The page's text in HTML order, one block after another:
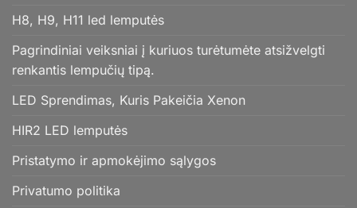
H8, H9, H11 led lemputės
Pagrindiniai veiksniai į kuriuos turėtumėte atsižvelgti
renkantis lempučių tipą.
LED Sprendimas, Kuris Pakeičia Xenon
HIR2 LED lemputės
Pristatymo ir apmokėjimo sąlygos
Privatumo politika